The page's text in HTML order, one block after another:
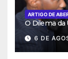
ARTIGO DE
O Dilema
6 DE